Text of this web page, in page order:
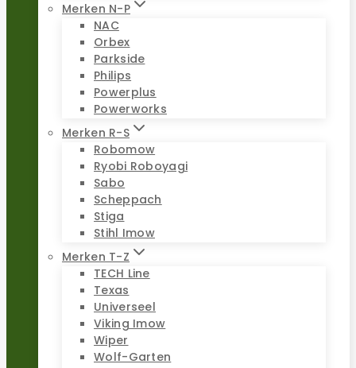
Merken N-P
NAC
Orbex
Parkside
Philips
Powerplus
Powerworks
Merken R-S
Robomow
Ryobi Roboyagi
Sabo
Scheppach
Stiga
Stihl Imow
Merken T-Z
TECH Line
Texas
Universeel
Viking Imow
Wiper
Wolf-Garten